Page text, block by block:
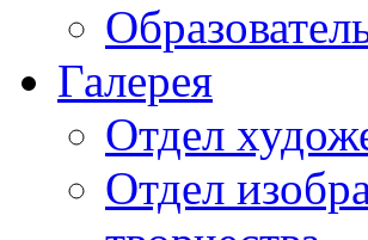
Галерея
Отдел
Отдел